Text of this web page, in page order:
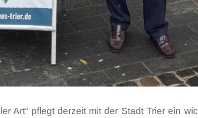
Art“ pflegt derzeit mit der Stadt Trier ein